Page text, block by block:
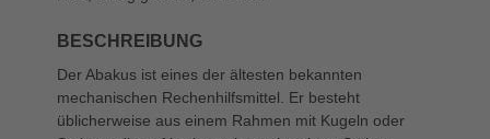
BESCHREIBUNG
Der Abakus ist eines der ältesten bekannten
mechanischen Rechenhilfsmittel. Er besteht
üblicherweise aus einem Rahmen mit Kugeln oder